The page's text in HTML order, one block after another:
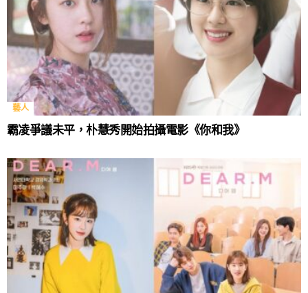
藝人
霸凌爭議未平，朴慧秀開始拍攝電影《你和我》